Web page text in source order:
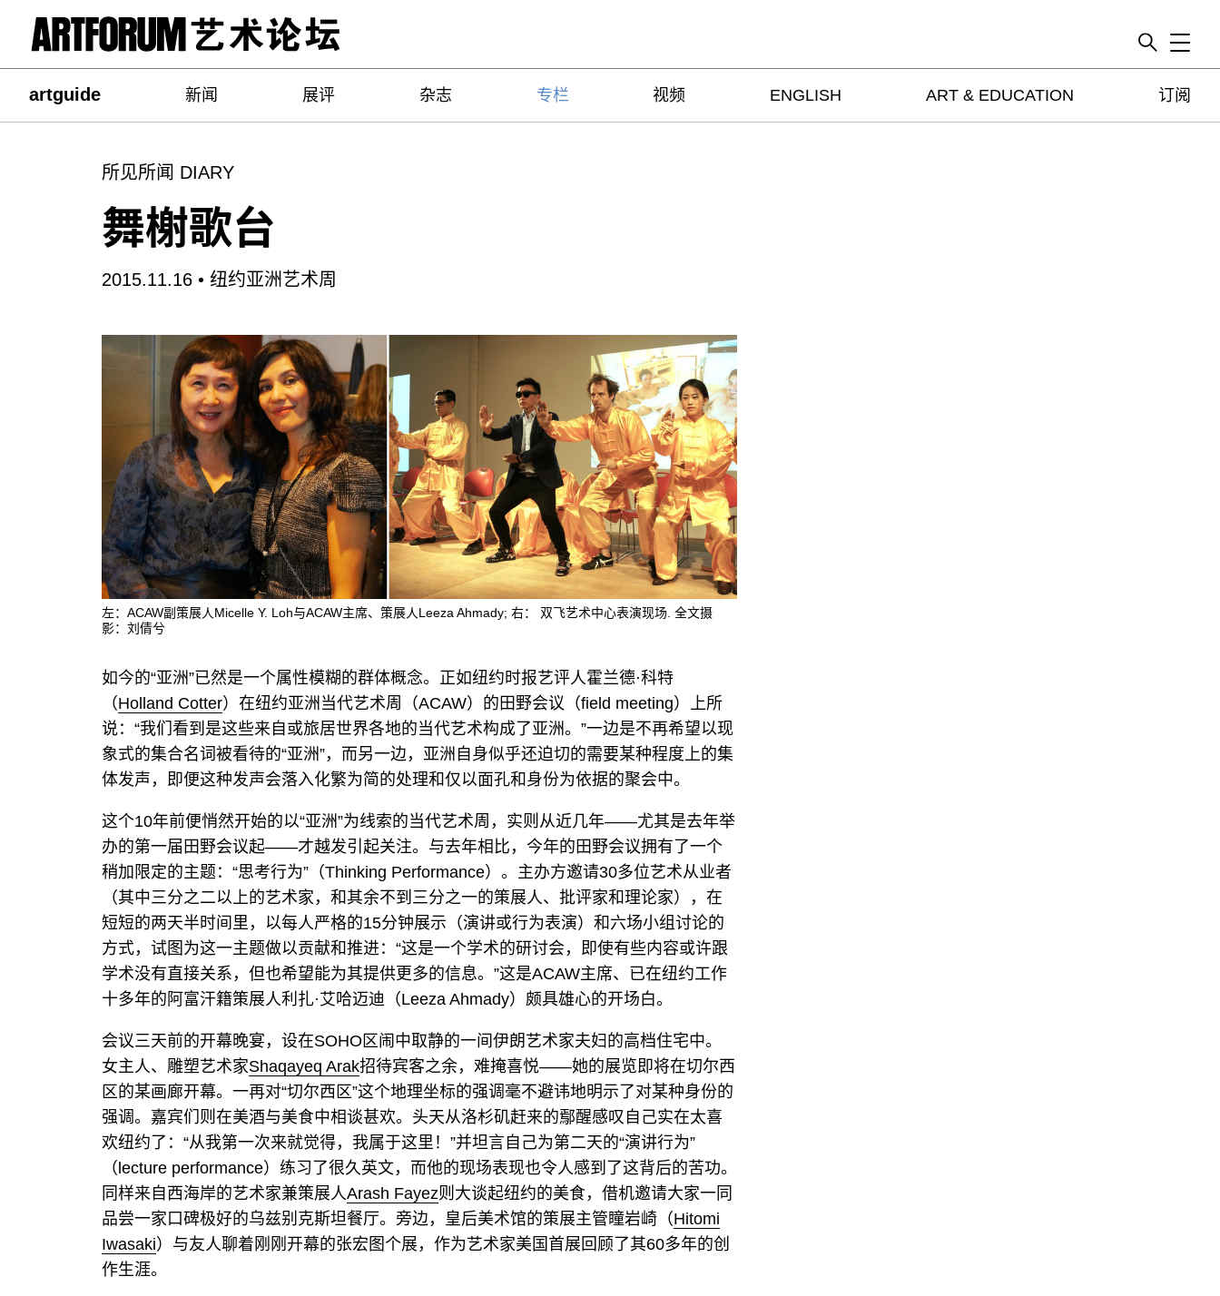
Toggle
artguide 新闻 展评 杂志 专栏 视频 ENGLISH ART & EDUCATION 订阅
所见所闻 DIARY
舞榭歌台
2015.11.16 • 纽约亚洲艺术周
左：ACAW副策展人Micelle Y. Loh与ACAW主席、策展人Leeza Ahmady; 右： 双飞艺术中心表演现场. 全文摄
影：刘倩兮
如今的“亚洲”已然是一个属性模糊的群体概念。正如纽约时报艺评人霍兰德·科特
（Holland Cotter）在纽约亚洲当代艺术周（ACAW）的田野会议（field meeting）上所
说：“我们看到是这些来自或旅居世界各地的当代艺术构成了亚洲。”一边是不再希望以现
象式的集合名词被看待的“亚洲”，而另一边，亚洲自身似乎还迫切的需要某种程度上的集
体发声，即便这种发声会落入化繁为简的处理和仅以面孔和身份为依据的聚会中。
这个10年前便悄然开始的以“亚洲”为线索的当代艺术周，实则从近几年——尤其是去年举
办的第一届田野会议起——才越发引起关注。与去年相比，今年的田野会议拥有了一个
稍加限定的主题：“思考行为”（Thinking Performance）。主办方邀请30多位艺术从业者
（其中三分之二以上的艺术家，和其余不到三分之一的策展人、批评家和理论家），在
短短的两天半时间里，以每人严格的15分钟展示（演讲或行为表演）和六场小组讨论的
方式，试图为这一主题做以贡献和推进：“这是一个学术的研讨会，即使有些内容或许跟
学术没有直接关系，但也希望能为其提供更多的信息。”这是ACAW主席、已在纽约工作
十多年的阿富汗籍策展人利扎·艾哈迈迪（Leeza Ahmady）颇具雄心的开场白。
会议三天前的开幕晚宴，设在SOHO区闹中取静的一间伊朗艺术家夫妇的高档住宅中。
女主人、雕塑艺术家Shaqayeq Arak招待宾客之余，难掩喜悦——她的展览即将在切尔西
区的某画廊开幕。一再对“切尔西区”这个地理坐标的强调毫不避讳地明示了对某种身份的
强调。嘉宾们则在美酒与美食中相谈甚欢。头天从洛杉矶赶来的鄢醒感叹自己实在太喜
欢纽约了：“从我第一次来就觉得，我属于这里！”并坦言自己为第二天的“演讲行为”
（lecture performance）练习了很久英文，而他的现场表现也令人感到了这背后的苦功。
同样来自西海岸的艺术家兼策展人Arash Fayez则大谈起纽约的美食，借机邀请大家一同
品尝一家口碑极好的乌兹别克斯坦餐厅。旁边，皇后美术馆的策展主管瞳岩崎（Hitomi
Iwasaki）与友人聊着刚刚开幕的张宏图个展，作为艺术家美国首展回顾了其60多年的创
作生涯。